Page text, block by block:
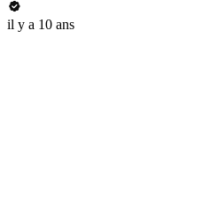
il y a 10 ans